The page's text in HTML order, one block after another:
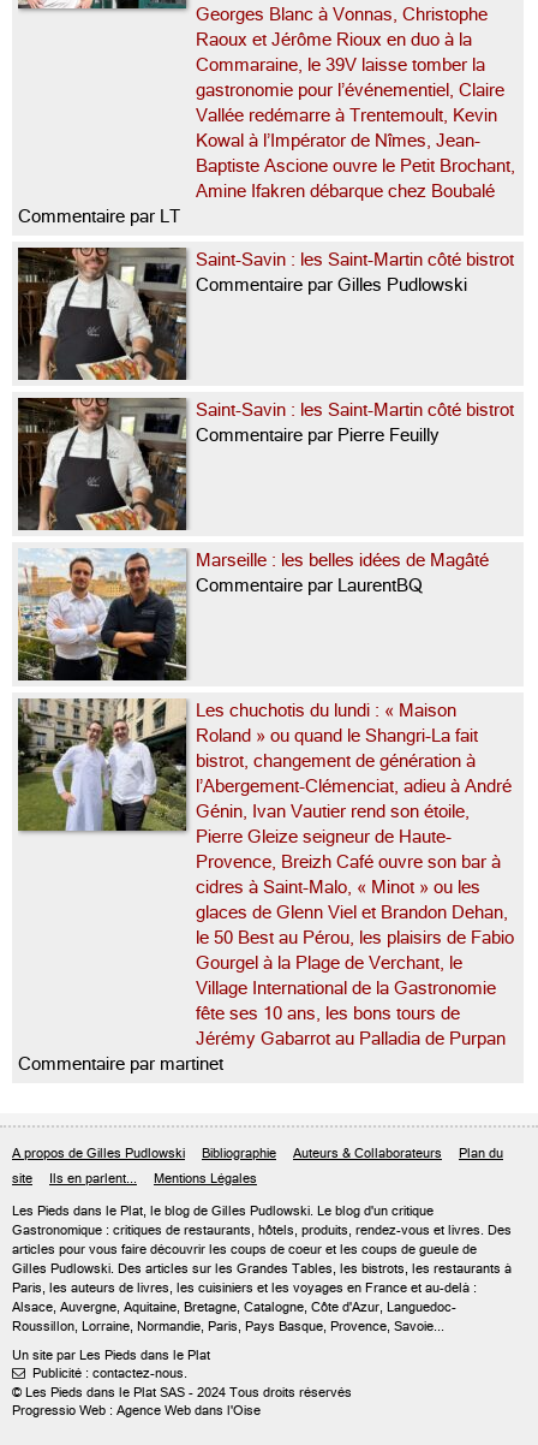
Georges Blanc à Vonnas, Christophe
Raoux et Jérôme Rioux en duo à la
Commaraine, le 39V laisse tomber la
gastronomie pour l’événementiel, Claire
Vallée redémarre à Trentemoult, Kevin
Kowal à l’Impérator de Nîmes, Jean-
Baptiste Ascione ouvre le Petit Brochant,
Amine Ifakren débarque chez Boubalé
Commentaire par LT
Saint-Savin : les Saint-Martin côté bistrot
Commentaire par Gilles Pudlowski
Saint-Savin : les Saint-Martin côté bistrot
Commentaire par Pierre Feuilly
Marseille : les belles idées de Magâté
Commentaire par LaurentBQ
Les chuchotis du lundi : « Maison
Roland » ou quand le Shangri-La fait
bistrot, changement de génération à
l’Abergement-Clémenciat, adieu à André
Génin, Ivan Vautier rend son étoile,
Pierre Gleize seigneur de Haute-
Provence, Breizh Café ouvre son bar à
cidres à Saint-Malo, « Minot » ou les
glaces de Glenn Viel et Brandon Dehan,
le 50 Best au Pérou, les plaisirs de Fabio
Gourgel à la Plage de Verchant, le
Village International de la Gastronomie
fête ses 10 ans, les bons tours de
Jérémy Gabarrot au Palladia de Purpan
Commentaire par martinet
A propos de Gilles Pudlowski Bibliographie Auteurs & Collaborateurs
Plan du
site
Ils en parlent... Mentions Légales
Les Pieds dans le Plat, le blog de Gilles Pudlowski. Le blog d'un critique
Gastronomique : critiques de restaurants, hôtels, produits, rendez-vous et livres. Des
articles pour vous faire découvrir les coups de coeur et les coups de gueule de
Gilles Pudlowski. Des articles sur les Grandes Tables, les bistrots, les restaurants à
Paris, les auteurs de livres, les cuisiniers et les voyages en France et au-delà :
Alsace, Auvergne, Aquitaine, Bretagne, Catalogne, Côte d'Azur, Languedoc-
Roussillon, Lorraine, Normandie, Paris, Pays Basque, Provence, Savoie...
Un site par Les Pieds dans le Plat
 Publicité : contactez-nous.
© Les Pieds dans le Plat SAS - 2024 Tous droits réservés
Progressio Web : Agence Web dans l'Oise